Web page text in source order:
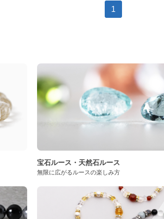
1
宝石ルース・天然石ルース
無限に広がるルースの楽しみ方